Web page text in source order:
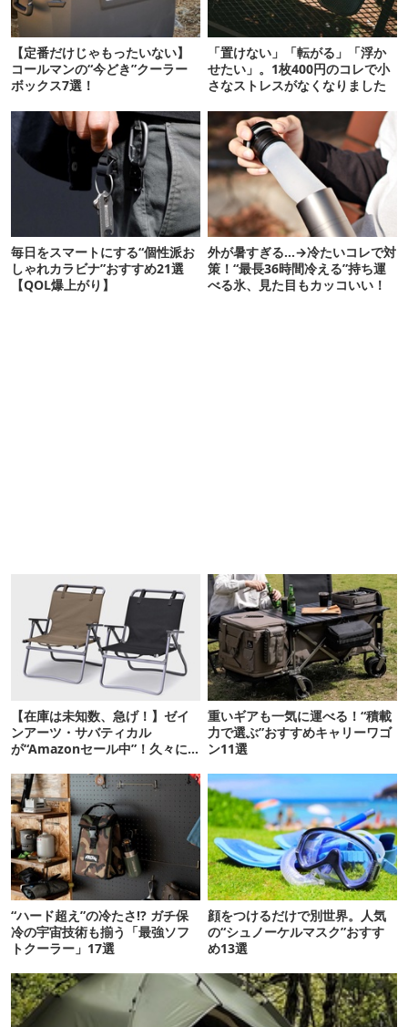
【定番だけじゃもったいない】
コールマンの“今どき”クーラー
ボックス7選！
「置けない」「転がる」「浮か
せたい」。1枚400円のコレで小
さなストレスがなくなりました
毎日をスマートにする“個性派お
しゃれカラビナ”おすすめ21選
【QOL爆上がり】
外が暑すぎる…→冷たいコレで対
策！“最長36時間冷える”持ち運
べる氷、見た目もカッコいい！
【在庫は未知数、急げ！】ゼイ
ンアーツ・サバティカル
が“Amazonセール中”！久々に
重いギアも一気に運べる！“積載
力で選ぶ”おすすめキャリーワゴ
ン11選
“ハード超え”の冷たさ!? ガチ保
冷の宇宙技術も揃う「最強ソフ
トクーラー」17選
顔をつけるだけで別世界。人気
の“シュノーケルマスク”おすす
め13選